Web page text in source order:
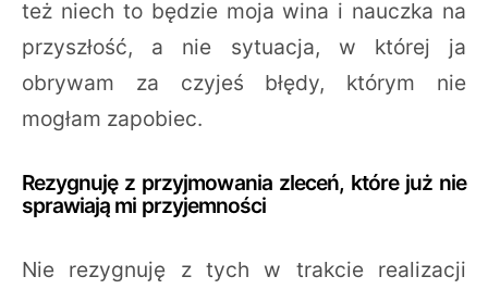
też niech to będzie moja wina i nauczka na
przyszłość, a nie sytuacja, w której ja
obrywam za czyjeś błędy, którym nie
mogłam zapobiec.
Rezygnuję z przyjmowania zleceń, które już nie
sprawiają mi przyjemności
Nie rezygnuję z tych w trakcie realizacji